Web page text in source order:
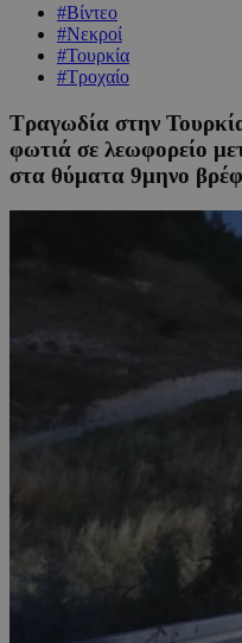
#Βίντεο
#Νεκροί
#Τουρκία
#Τροχαίο
Τραγωδία στην
φωτιά σε λεωφορείο
στα θύματα 9μηνο